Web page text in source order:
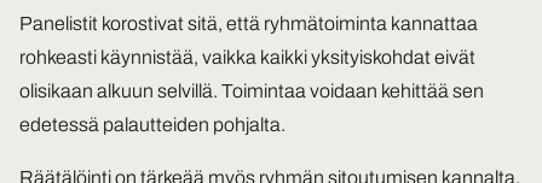
Panelistit korostivat sitä, että ryhmätoiminta kannattaa
rohkeasti käynnistää, vaikka kaikki yksityiskohdat eivät
olisikaan alkuun selvillä. Toimintaa voidaan kehittää sen
edetessä palautteiden pohjalta.
Räätälöinti on tärkeää myös ryhmän sitoutumisen kannalta.